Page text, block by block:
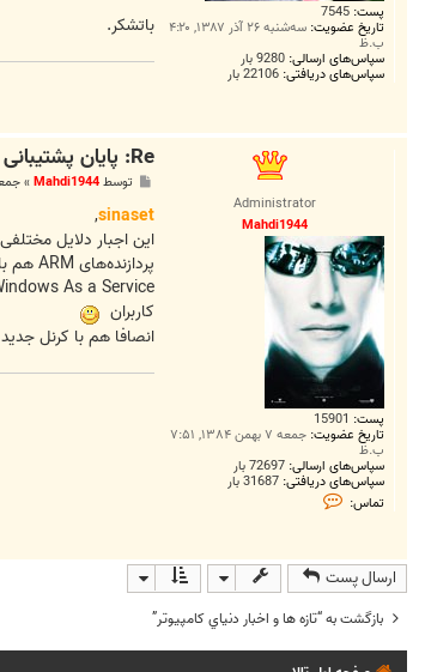
پست: 7545
تاریخ عضویت: سه‌شنبه ۲۶ آذر ۱۳۸۷, ۴:۲۰
ب.ظ
سپاس‌های ارسالی: 9280 بار
سپاس‌های دریافتی: 22106 بار
باتشکر.
Administrator
Mahdi1944
پست: 15901
تاریخ عضویت: جمعه ۷ بهمن ۱۳۸۴, ۷:۵۱
ب.ظ
سپاس‌های ارسالی: 72697 بار
سپاس‌های دریافتی: 31687 بار
تماس:
ت
M
a
h
i
9
4
Re: پایان پشتیبانی از ویندوز 7 در سال آینده میلادی
ت
توسطMahdi1944
»جمعه ۲۳ فروردین
sinaset
,
کاربران
انصافا هم با کرنل جدید که در آپدیت 1903 استفاده شده، ویندوز
ارسال پست
بازگشت به “تازه ها و اخبار دنياي کامپيوتر”